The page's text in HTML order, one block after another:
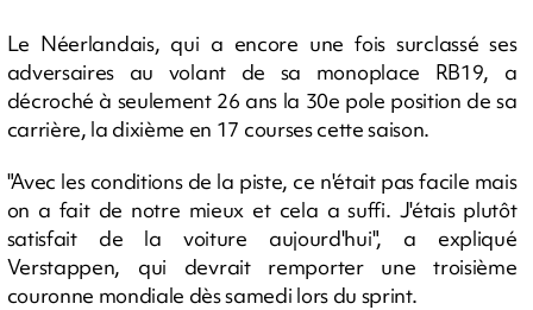
Le Néerlandais, qui a encore une fois surclassé ses
adversaires au volant de sa monoplace RB19, a
décroché à seulement 26 ans la 30e pole position de sa
carrière, la dixième en 17 courses cette saison.
"Avec les conditions de la piste, ce n'était pas facile mais
on a fait de notre mieux et cela a suffi. J'étais plutôt
satisfait de la voiture aujourd'hui", a expliqué
Verstappen, qui devrait remporter une troisième
couronne mondiale dès samedi lors du sprint.